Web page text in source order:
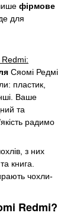
фірмове
для
Redmi:
Сяомі Редмі
пластик,
Ваше
та
радимо
з них
книга.
чохли-
Redmi?